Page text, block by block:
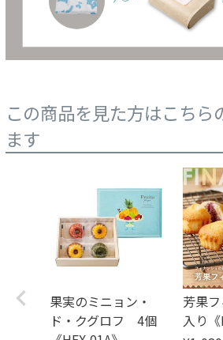
この商品を見た方はこちら
ます
果実のミニョン・
ド・クグロフ 4個
芳果
入り《